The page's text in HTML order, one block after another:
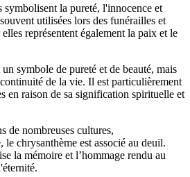
symbolisent la pureté, l'innocence et
utilisées lors des funérailles et
représentent également la paix et le
symbole de pureté et de beauté, mais
de la vie. Il est particulièrement
en raison de sa signification spirituelle et
de nombreuses cultures,
chrysanthème est associé au deuil.
la mémoire et l’hommage rendu au